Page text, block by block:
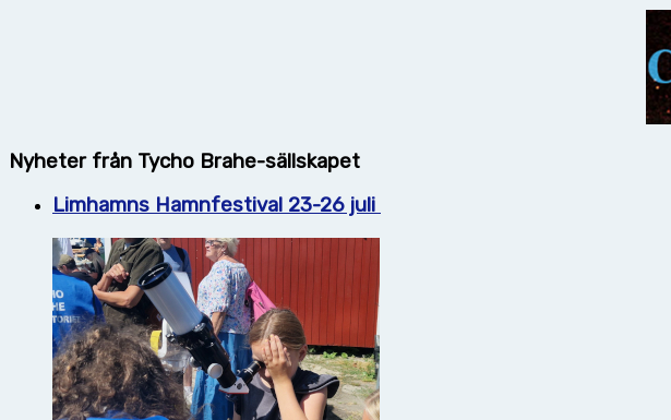
Nyheter från Tycho Brahe-sällskapet
Limhamns Hamnfestival 23-26 juli